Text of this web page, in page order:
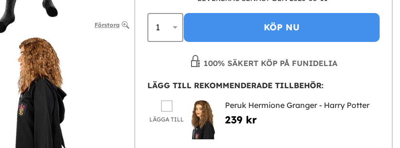
Förstora KÖP NU
100% SÄKERT KÖP PÅ FUNIDELIA
LÄGG TILL REKOMMENDERADE TILLBEHÖR:
LÄGGA TILL
Peruk Hermione Granger - Harry Potter
239 kr